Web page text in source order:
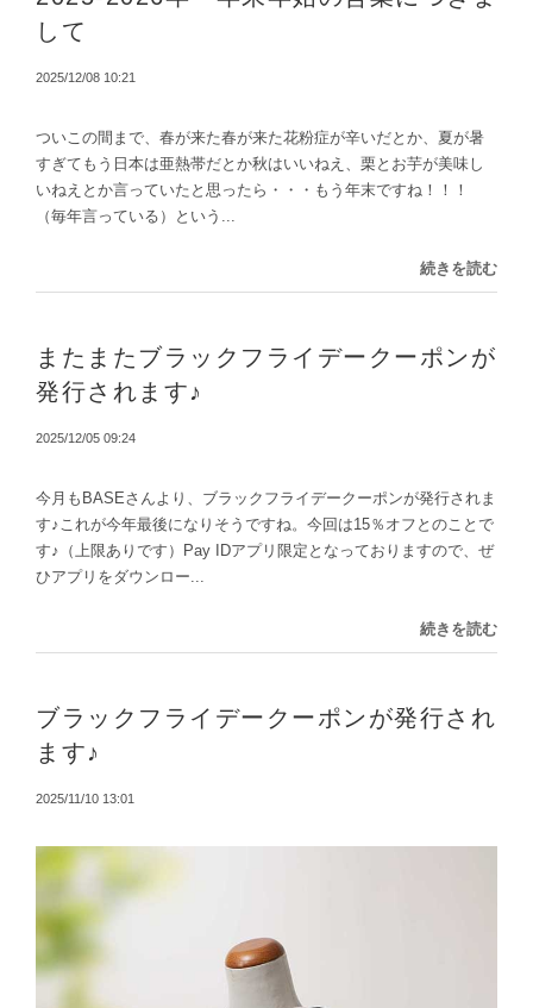
して
2025/12/08 10:21
ついこの間まで、春が来た春が来た花粉症が辛いだとか、夏が暑
すぎてもう日本は亜熱帯だとか秋はいいねえ、栗とお芋が美味し
いねえとか言っていたと思ったら・・・もう年末ですね！！！
（毎年言っている）という...
続きを読む
またまたブラックフライデークーポンが
発行されます♪
2025/12/05 09:24
今月もBASEさんより、ブラックフライデークーポンが発行されま
す♪これが今年最後になりそうですね。今回は15％オフとのことで
す♪（上限ありです）Pay IDアプリ限定となっておりますので、ぜ
ひアプリをダウンロー...
続きを読む
ブラックフライデークーポンが発行され
ます♪
2025/11/10 13:01